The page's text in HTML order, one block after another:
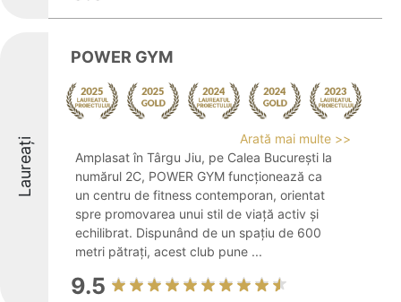
Laureați
POWER GYM
Arată mai multe >>
Amplasat în Târgu Jiu, pe Calea București la
numărul 2C, POWER GYM funcționează ca
un centru de fitness contemporan, orientat
spre promovarea unui stil de viață activ și
echilibrat. Dispunând de un spațiu de 600
metri pătrați, acest club pune ...
9.5